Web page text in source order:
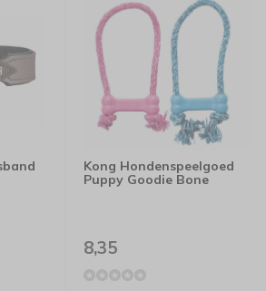
Kong Hondenspeelgoed
Puppy Goodie Bone
8,35